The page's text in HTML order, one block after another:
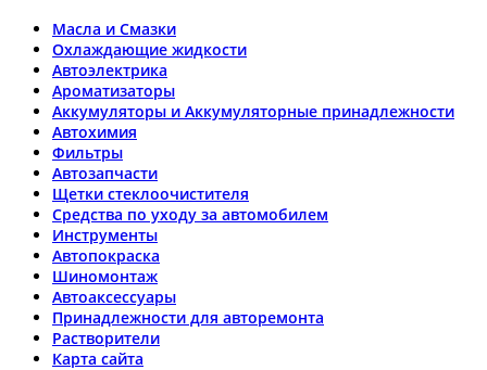
Масла и Смазки
Охлаждающие жидкости
Автоэлектрика
Ароматизаторы
Аккумуляторы и Аккумуляторные принадлежности
Автохимия
Фильтры
Автозапчасти
Щетки стеклоочистителя
Средства по уходу за автомобилем
Инструменты
Автопокраска
Шиномонтаж
Автоаксессуары
Принадлежности для авторемонта
Растворители
Карта сайта